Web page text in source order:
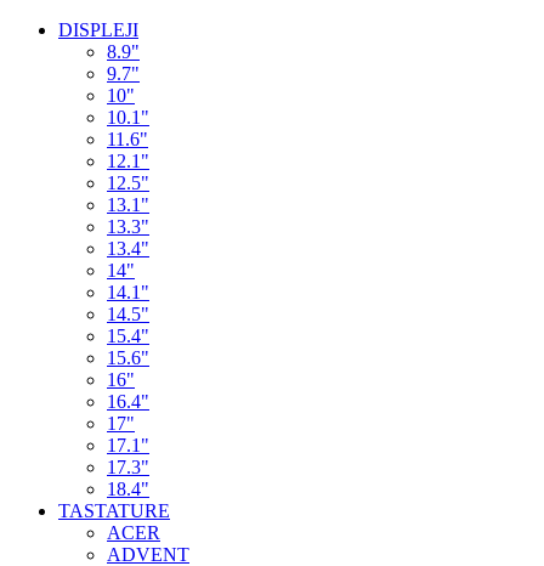
DISPLEJI
8.9"
9.7"
10"
10.1"
11.6"
12.1"
12.5"
13.1"
13.3"
13.4"
14"
14.1"
14.5"
15.4"
15.6"
16"
16.4"
17"
17.1"
17.3"
18.4"
TASTATURE
ACER
ADVENT